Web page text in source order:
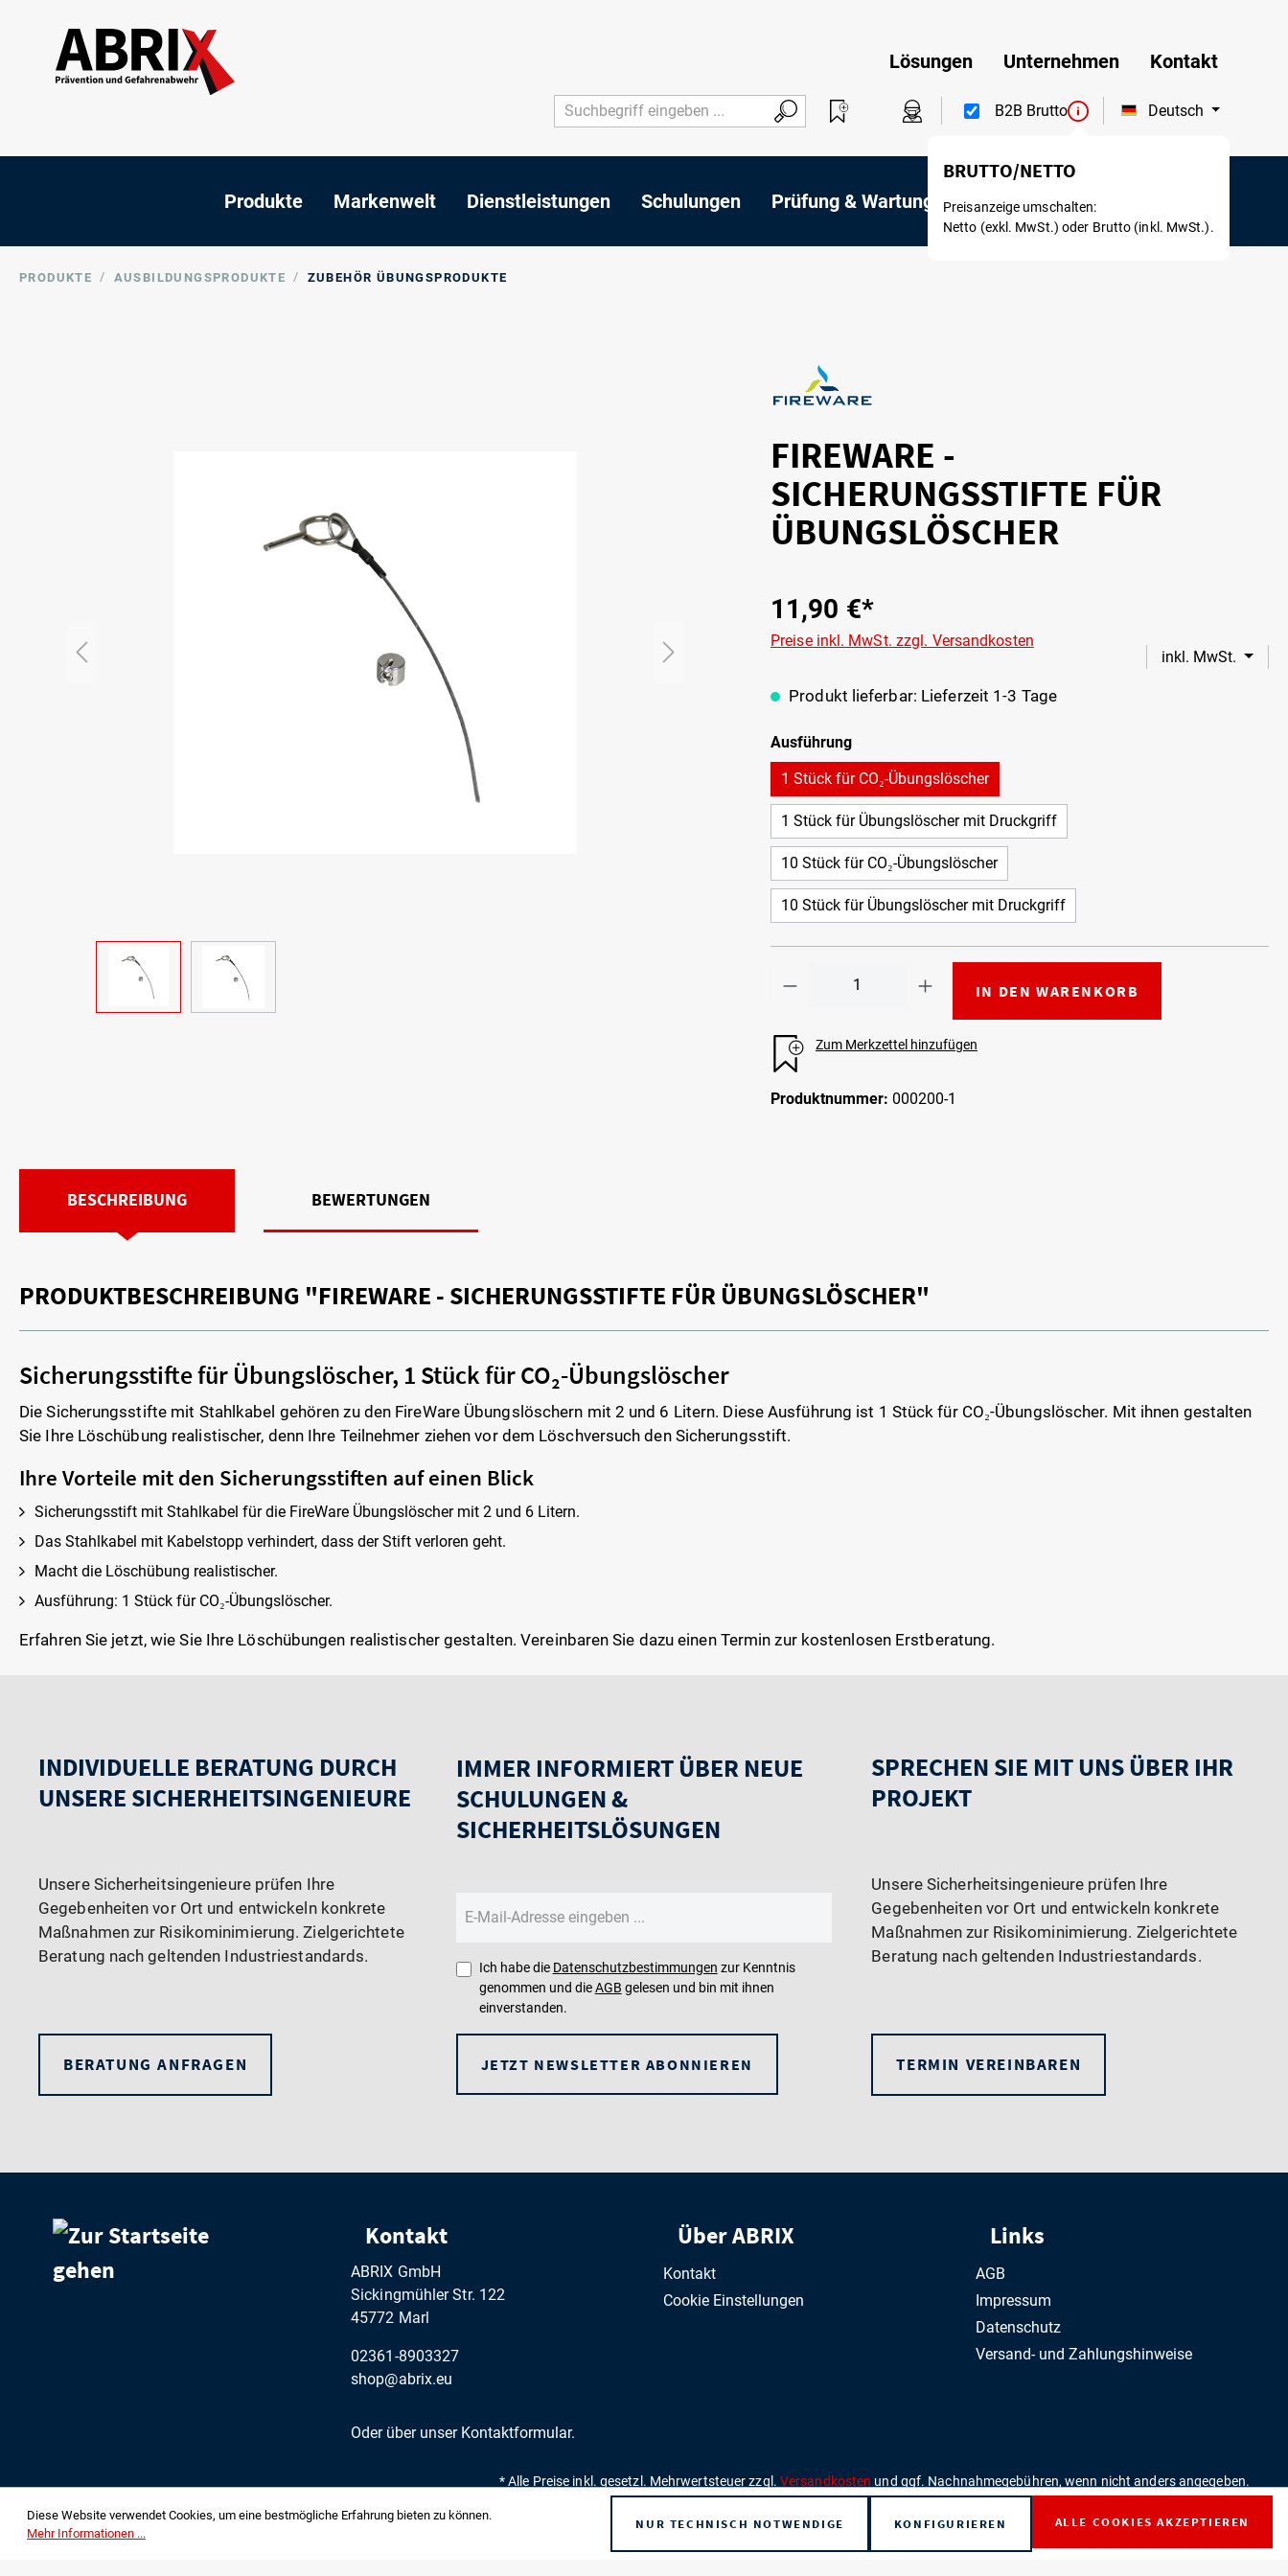
Lösungen Unternehmen Kontakt
B2B Brutto Deutsch
Produkte Markenwelt Dienstleistungen Schulungen Prüfung & Wartung Mietservice
PRODUKTE / AUSBILDUNGSPRODUKTE / ZUBEHÖR ÜBUNGSPRODUKTE
FIREWARE -
SICHERUNGSSTIFTE FÜR
ÜBUNGSLÖSCHER
11,90 €*
inkl. MwSt.
Preise inkl. MwSt. zzgl. Versandkosten
Produkt lieferbar: Lieferzeit 1-3 Tage
Ausführung
1 Stück für CO₂-Übungslöscher
1 Stück für Übungslöscher mit Druckgriff
10 Stück für CO₂-Übungslöscher
10 Stück für Übungslöscher mit Druckgriff
IN DEN WARENKORB
Zum Merkzettel hinzufügen
Produktnummer: 000200-1
BESCHREIBUNG BEWERTUNGEN
PRODUKTBESCHREIBUNG "FIREWARE - SICHERUNGSSTIFTE FÜR ÜBUNGSLÖSCHER"
Sicherungsstifte für Übungslöscher, 1 Stück für CO₂-Übungslöscher
Die Sicherungsstifte mit Stahlkabel gehören zu den FireWare Übungslöschern mit 2 und 6 Litern. Diese Ausführung ist 1 Stück für CO₂-Übungslöscher. Mit ihnen gestalten
Sie Ihre Löschübung realistischer, denn Ihre Teilnehmer ziehen vor dem Löschversuch den Sicherungsstift.
Ihre Vorteile mit den Sicherungsstiften auf einen Blick
Sicherungsstift mit Stahlkabel für die FireWare Übungslöscher mit 2 und 6 Litern.
Das Stahlkabel mit Kabelstopp verhindert, dass der Stift verloren geht.
Macht die Löschübung realistischer.
Ausführung: 1 Stück für CO₂-Übungslöscher.
Erfahren Sie jetzt, wie Sie Ihre Löschübungen realistischer gestalten. Vereinbaren Sie dazu einen Termin zur kostenlosen Erstberatung.
INDIVIDUELLE BERATUNG DURCH
UNSERE SICHERHEITSINGENIEURE
Unsere Sicherheitsingenieure prüfen Ihre
Gegebenheiten vor Ort und entwickeln konkrete
Maßnahmen zur Risikominimierung. Zielgerichtete
Beratung nach geltenden Industriestandards.
BERATUNG ANFRAGEN
IMMER INFORMIERT ÜBER NEUE
SCHULUNGEN &
SICHERHEITSLÖSUNGEN
Ich habe die Datenschutzbestimmungen zur Kenntnis
genommen und dieAGB gelesen und bin mit ihnen
einverstanden.
JETZT NEWSLETTER ABONNIEREN
SPRECHEN SIE MIT UNS ÜBER IHR
PROJEKT
Unsere Sicherheitsingenieure prüfen Ihre
Gegebenheiten vor Ort und entwickeln konkrete
Maßnahmen zur Risikominimierung. Zielgerichtete
Beratung nach geltenden Industriestandards.
TERMIN VEREINBAREN
Kontakt
ABRIX GmbH
Sickingmühler Str. 122
45772 Marl
02361-8903327
shop@abrix.eu
Oder über unser Kontaktformular.
Über ABRIX
Kontakt
Cookie Einstellungen
Links
AGB
Impressum
Datenschutz
Versand- und Zahlungshinweise
* Alle Preise inkl. gesetzl. Mehrwertsteuer zzgl. Versandkosten und ggf. Nachnahmegebühren, wenn nicht anders angegeben.
© ABRIX GmbH, 2023
Diese Website verwendet Cookies, um eine bestmögliche Erfahrung bieten zu können.
Mehr Informationen ...
NUR TECHNISCH NOTWENDIGE KONFIGURIEREN ALLE COOKIES AKZEPTIEREN
BRUTTO/NETTO
Preisanzeige umschalten:
Netto (exkl. MwSt.) oder Brutto (inkl. MwSt.).